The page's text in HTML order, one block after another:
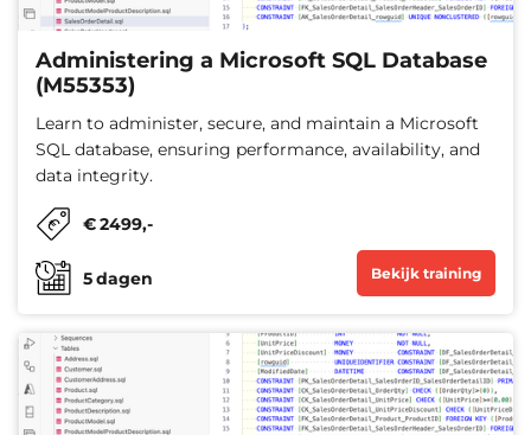
Administering a Microsoft SQL Database
(M55353)
Learn to administer, secure, and maintain a Microsoft
SQL database, ensuring performance, availability, and
data integrity.
€2499,-
5dagen Bekijk training